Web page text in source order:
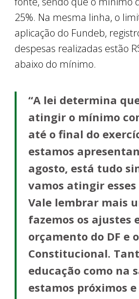
25%. Na mesma linha, o
aplicação do Fundeb,
despesas realizadas estão
abaixo do mínimo.
“A lei determina
atingir o mínimo
até o final do
estamos
agosto, está tudo
vamos atingir
Vale lembrar mais
fazemos os ajustes
orçamento do DF e
Constitucional.
educação como na
estamos próximos